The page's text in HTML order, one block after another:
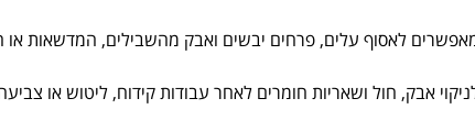
מאפשרים לאסוף עלים, פרחים יבשים ואבק מהשבילים, המדשאות
אבק, חול ושאריות חומרים לאחר עבודות קידוח, ליטוש או